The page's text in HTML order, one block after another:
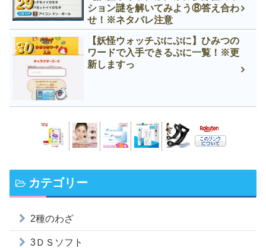
ション謎を解いてみよう⑧答え合わ
せ！※ネタバレ注意
【妖怪ウォッチぷにぷに】ひみつの
ワードで入手できるぷに一覧！※更
新しますっ
カテゴリー
2種のわざ
3ＤＳソフト